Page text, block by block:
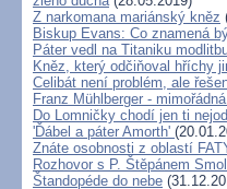
Z narkomana mariánský kněz
Biskup Evans: Co znamená
Páter vedl na Titaniku
Kněz, který odčiňoval hříchy
Celibát není problém, ale
Franz Mühlberger -
Do Lomničky chodí jen ti
'Ďábel a páter Amorth'
Znáte osobnosti z oblastí
Rozhovor s P. Štěpánem
Štandopéde do nebe